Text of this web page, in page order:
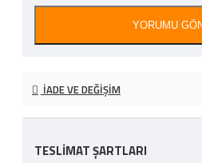
YORUMU
İADE VE DEĞIŞIM
TESLİMAT ŞARTLARI